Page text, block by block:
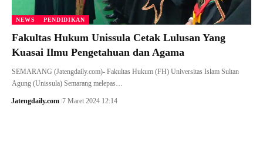
NEWS PENDIDIKAN
Fakultas Hukum Unissula Cetak Lulusan Yang
Kuasai Ilmu Pengetahuan dan Agama
SEMARANG (Jatengdaily.com)- Fakultas Hukum (FH) Universitas Islam Sultan
Agung (Unissula) Semarang melepas…
Jatengdaily.com 7 Maret 2024 12:14